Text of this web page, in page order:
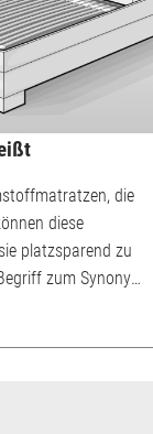
die
diese
platzsparend zu
zum Synonym